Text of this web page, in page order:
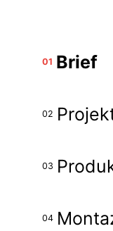
01 Brief
02
03
04